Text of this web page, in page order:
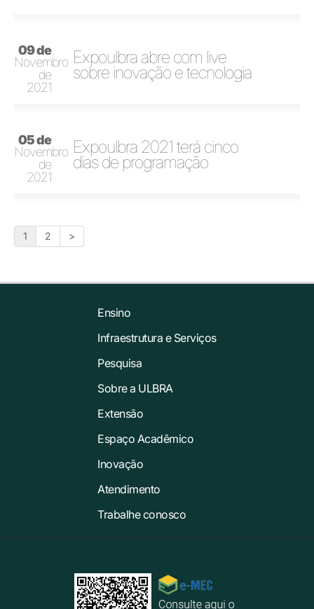
09 de
Novembro
de
2021
Expoulbra abre com live
sobre inovação e tecnologia
05 de
Novembro
de
2021
Expoulbra 2021 terá cinco
dias de programação
1 2 >
Ensino
Infraestrutura e Serviços
Pesquisa
Sobre a ULBRA
Extensão
Espaço Acadêmico
Inovação
Atendimento
Trabalhe conosco